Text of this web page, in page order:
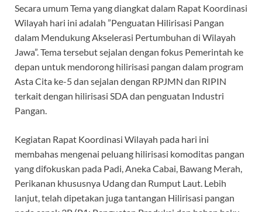
Secara umum Tema yang diangkat dalam Rapat Koordinasi
Wilayah hari ini adalah ”Penguatan Hilirisasi Pangan
dalam Mendukung Akselerasi Pertumbuhan di Wilayah
Jawa”. Tema tersebut sejalan dengan fokus Pemerintah ke
depan untuk mendorong hilirisasi pangan dalam program
Asta Cita ke-5 dan sejalan dengan RPJMN dan RIPIN
terkait dengan hilirisasi SDA dan penguatan Industri
Pangan.
Kegiatan Rapat Koordinasi Wilayah pada hari ini
membahas mengenai peluang hilirisasi komoditas pangan
yang difokuskan pada Padi, Aneka Cabai, Bawang Merah,
Perikanan khususnya Udang dan Rumput Laut. Lebih
lanjut, telah dipetakan juga tantangan Hilirisasi pangan